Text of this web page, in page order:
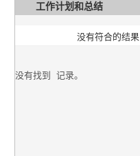
工作计划和总结
没有符合的结果
没有找到 记录。